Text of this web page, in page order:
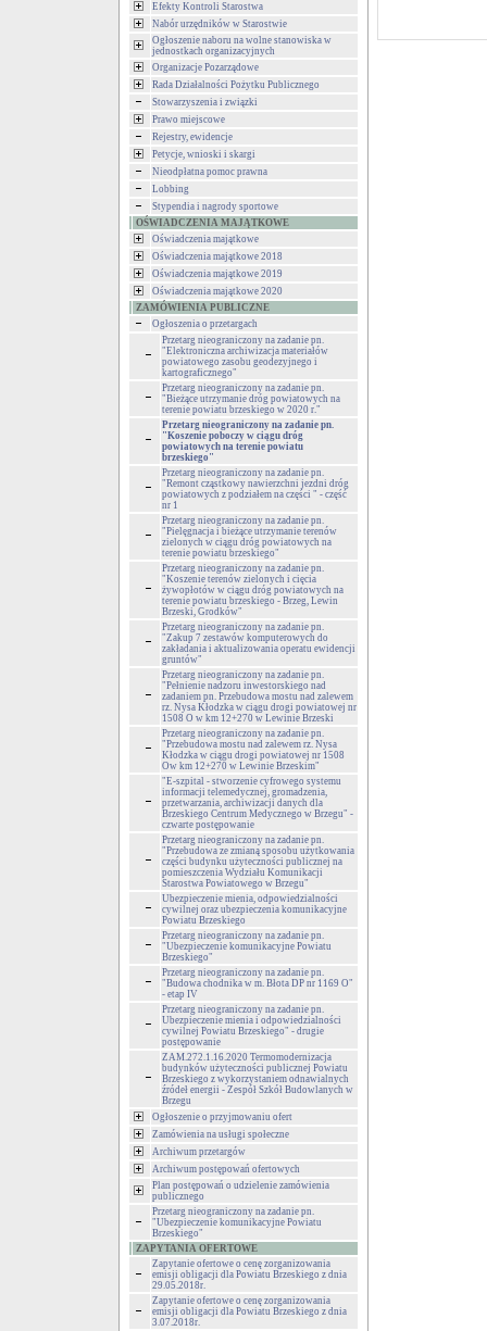
Efekty Kontroli Starostwa
Nabór urzędników w Starostwie
Ogłoszenie naboru na wolne stanowiska w
jednostkach organizacyjnych
Organizacje Pozarządowe
Rada Działalności Pożytku Publicznego
Stowarzyszenia i związki
Prawo miejscowe
Rejestry, ewidencje
Petycje, wnioski i skargi
Nieodpłatna pomoc prawna
Lobbing
Stypendia i nagrody sportowe
OŚWIADCZENIA MAJĄTKOWE
Oświadczenia majątkowe
Oświadczenia majątkowe 2018
Oświadczenia majątkowe 2019
Oświadczenia majątkowe 2020
ZAMÓWIENIA PUBLICZNE
Ogłoszenia o przetargach
Przetarg nieograniczony na zadanie pn.
"Elektroniczna archiwizacja materiałów
powiatowego zasobu geodezyjnego i
kartograficznego"
Przetarg nieograniczony na zadanie pn.
"Bieżące utrzymanie dróg powiatowych na
terenie powiatu brzeskiego w 2020 r."
Przetarg nieograniczony na zadanie pn.
"Koszenie poboczy w ciągu dróg
powiatowych na terenie powiatu
brzeskiego"
Przetarg nieograniczony na zadanie pn.
"Remont cząstkowy nawierzchni jezdni dróg
powiatowych z podziałem na części " - część
nr 1
Przetarg nieograniczony na zadanie pn.
"Pielęgnacja i bieżące utrzymanie terenów
zielonych w ciągu dróg powiatowych na
terenie powiatu brzeskiego"
Przetarg nieograniczony na zadanie pn.
"Koszenie terenów zielonych i cięcia
żywopłotów w ciągu dróg powiatowych na
terenie powiatu brzeskiego - Brzeg, Lewin
Brzeski, Grodków"
Przetarg nieograniczony na zadanie pn.
"Zakup 7 zestawów komputerowych do
zakładania i aktualizowania operatu ewidencji
gruntów"
Przetarg nieograniczony na zadanie pn.
"Pełnienie nadzoru inwestorskiego nad
zadaniem pn. Przebudowa mostu nad zalewem
rz. Nysa Kłodzka w ciągu drogi powiatowej nr
1508 O w km 12+270 w Lewinie Brzeski
Przetarg nieograniczony na zadanie pn.
"Przebudowa mostu nad zalewem rz. Nysa
Kłodzka w ciągu drogi powiatowej nr 1508
Ow km 12+270 w Lewinie Brzeskim"
"E-szpital - stworzenie cyfrowego systemu
informacji telemedycznej, gromadzenia,
przetwarzania, archiwizacji danych dla
Brzeskiego Centrum Medycznego w Brzegu" -
czwarte postępowanie
Przetarg nieograniczony na zadanie pn.
"Przebudowa ze zmianą sposobu użytkowania
części budynku użyteczności publicznej na
pomieszczenia Wydziału Komunikacji
Starostwa Powiatowego w Brzegu"
Ubezpieczenie mienia, odpowiedzialności
cywilnej oraz ubezpieczenia komunikacyjne
Powiatu Brzeskiego
Przetarg nieograniczony na zadanie pn.
"Ubezpieczenie komunikacyjne Powiatu
Brzeskiego"
Przetarg nieograniczony na zadanie pn.
"Budowa chodnika w m. Błota DP nr 1169 O"
- etap IV
Przetarg nieograniczony na zadanie pn.
Ubezpieczenie mienia i odpowiedzialności
cywilnej Powiatu Brzeskiego" - drugie
postępowanie
ZAM.272.1.16.2020 Termomodernizacja
budynków użyteczności publicznej Powiatu
Brzeskiego z wykorzystaniem odnawialnych
źródeł energii - Zespół Szkół Budowlanych w
Brzegu
Ogłoszenie o przyjmowaniu ofert
Zamówienia na usługi społeczne
Archiwum przetargów
Archiwum postępowań ofertowych
Plan postępowań o udzielenie zamówienia
publicznego
Przetarg nieograniczony na zadanie pn.
"Ubezpieczenie komunikacyjne Powiatu
Brzeskiego"
ZAPYTANIA OFERTOWE
Zapytanie ofertowe o cenę zorganizowania
emisji obligacji dla Powiatu Brzeskiego z dnia
29.05.2018r.
Zapytanie ofertowe o cenę zorganizowania
emisji obligacji dla Powiatu Brzeskiego z dnia
3.07.2018r.